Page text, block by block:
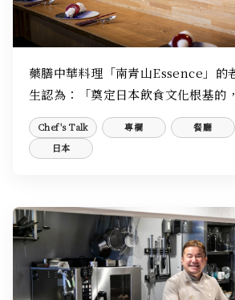
藥膳中華料理「南青山Essence」的
生認為：「奠定日本飲食文化根基的
Chef's Talk 專欄 餐廳
日本